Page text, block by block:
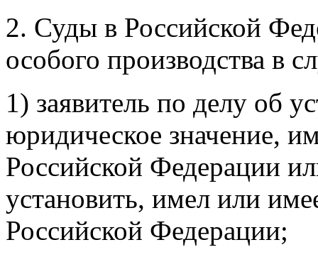
2. Суды в Российской
особого производства в
1) заявитель по делу об
юридическое значение,
Российской Федерации
установить, имел или
Российской Федерации;